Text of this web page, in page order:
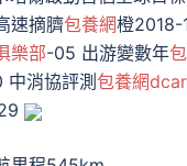
速摘臍包養網橙2018-
樂部-05 出游變數年
中消協評測 包養網